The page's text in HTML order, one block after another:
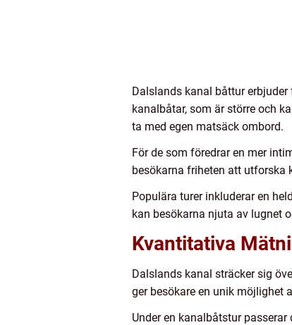
Dalslands kanal båttur
kanalbåtar, som är större och
ta med egen matsäck ombord.
För de som föredrar en mer
besökarna friheten att utforska
Populära turer inkluderar en
kan besökarna njuta av lugnet
Kvantitativa
Dalslands kanal sträcker sig
ger besökare en unik möjlighet
Under en kanalbåtstur